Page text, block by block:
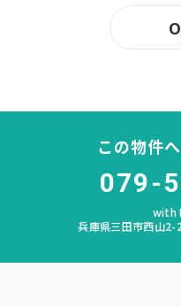
なし
宅地
更地
この物件
079-
with
兵庫県三田市西山2-